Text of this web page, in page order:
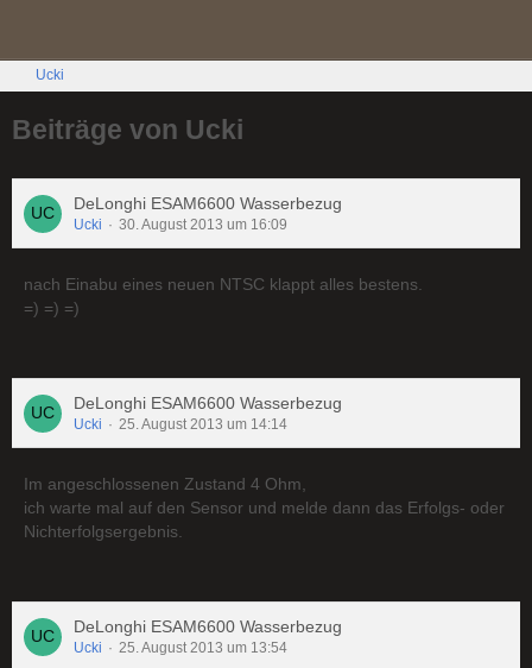
Ucki
Beiträge von Ucki
DeLonghi ESAM6600 Wasserbezug
Ucki 30. August 2013 um 16:09
nach Einabu eines neuen NTSC klappt alles bestens.
=) =) =)
DeLonghi ESAM6600 Wasserbezug
Ucki 25. August 2013 um 14:14
Im angeschlossenen Zustand 4 Ohm,
ich warte mal auf den Sensor und melde dann das Erfolgs- oder
Nichterfolgsergebnis.
DeLonghi ESAM6600 Wasserbezug
Ucki 25. August 2013 um 13:54